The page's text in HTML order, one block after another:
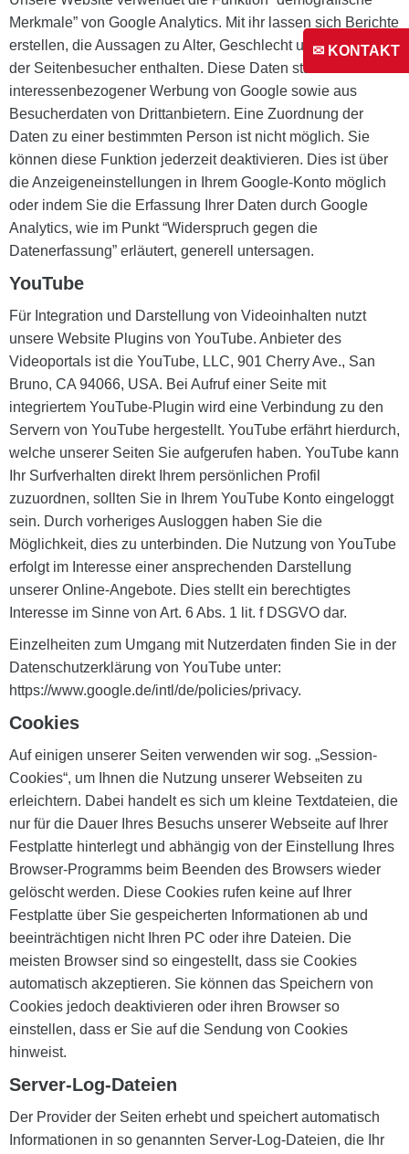
Merkmale” von Google Analytics. Mit ihr lassen sich Berichte
erstellen, die Aussagen zu Alter, Geschlecht und Interessen
der Seitenbesucher enthalten. Diese Daten stammen aus
interessenbezogener Werbung von Google sowie aus
Besucherdaten von Drittanbietern. Eine Zuordnung der
Daten zu einer bestimmten Person ist nicht möglich. Sie
können diese Funktion jederzeit deaktivieren. Dies ist über
die Anzeigeneinstellungen in Ihrem Google-Konto möglich
oder indem Sie die Erfassung Ihrer Daten durch Google
Analytics, wie im Punkt “Widerspruch gegen die
Datenerfassung” erläutert, generell untersagen.
YouTube
Für Integration und Darstellung von Videoinhalten nutzt
unsere Website Plugins von YouTube. Anbieter des
Videoportals ist die YouTube, LLC, 901 Cherry Ave., San
Bruno, CA 94066, USA. Bei Aufruf einer Seite mit
integriertem YouTube-Plugin wird eine Verbindung zu den
Servern von YouTube hergestellt. YouTube erfährt hierdurch,
welche unserer Seiten Sie aufgerufen haben. YouTube kann
Ihr Surfverhalten direkt Ihrem persönlichen Profil
zuzuordnen, sollten Sie in Ihrem YouTube Konto eingeloggt
sein. Durch vorheriges Ausloggen haben Sie die
Möglichkeit, dies zu unterbinden. Die Nutzung von YouTube
erfolgt im Interesse einer ansprechenden Darstellung
unserer Online-Angebote. Dies stellt ein berechtigtes
Interesse im Sinne von Art. 6 Abs. 1 lit. f DSGVO dar.
Einzelheiten zum Umgang mit Nutzerdaten finden Sie in der
Datenschutzerklärung von YouTube unter:
https://www.google.de/intl/de/policies/privacy.
Cookies
Auf einigen unserer Seiten verwenden wir sog. „Session-
Cookies“, um Ihnen die Nutzung unserer Webseiten zu
erleichtern. Dabei handelt es sich um kleine Textdateien, die
nur für die Dauer Ihres Besuchs unserer Webseite auf Ihrer
Festplatte hinterlegt und abhängig von der Einstellung Ihres
Browser-Programms beim Beenden des Browsers wieder
gelöscht werden. Diese Cookies rufen keine auf Ihrer
Festplatte über Sie gespeicherten Informationen ab und
beeinträchtigen nicht Ihren PC oder ihre Dateien. Die
meisten Browser sind so eingestellt, dass sie Cookies
automatisch akzeptieren. Sie können das Speichern von
Cookies jedoch deaktivieren oder ihren Browser so
einstellen, dass er Sie auf die Sendung von Cookies
hinweist.
Server-Log-Dateien
Der Provider der Seiten erhebt und speichert automatisch
Informationen in so genannten Server-Log-Dateien, die Ihr
✉ KONTAKT